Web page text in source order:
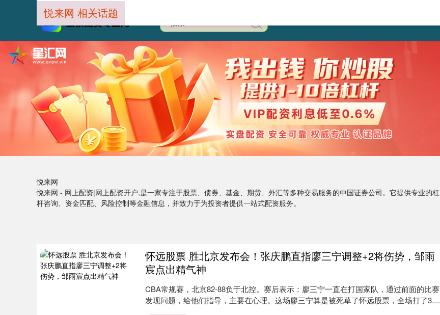
悦来网
悦来网 - 网上配资|网上配资开户,是一家专注于股票、债券、基金、期货、外汇等多种交易服务的中国证券公司。它提供专业的杠
杆咨询、资金匹配、风险控制等金融信息，并致力于为投资者提供一站式配资服务。
悦来网 相关话题
怀远股票 胜北京发布会！张庆鹏直指廖三宁调整+2将伤势，邹雨
宸点出精气神
CBA常规赛，北京82-88负于北控。赛后表示：廖三宁一直在打国家队，通过前面的比赛
发现问题，给他们指导，主要在心理。这场廖三宁算是被死草了怀远股票，全场打了3....